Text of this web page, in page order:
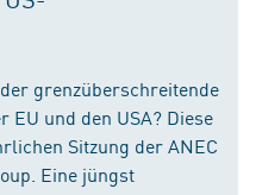
grenzüberschreitende
EU und den USA? Diese
Sitzung der ANEC
Eine jüngst